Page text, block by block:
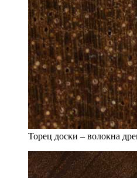
Торец доски – волокна